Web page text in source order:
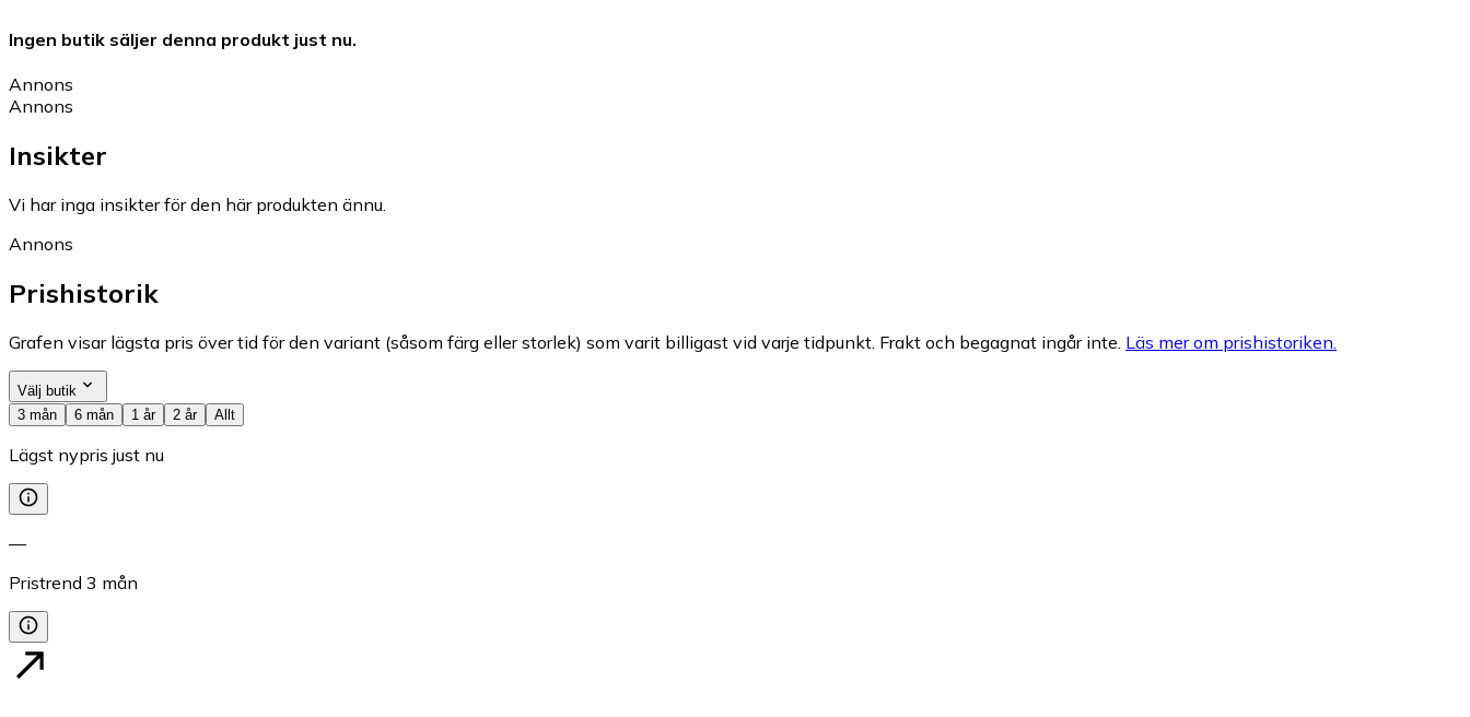
Ingen butik säljer denna produkt just nu.
Annons
Annons
Insikter
Vi har inga insikter för den här produkten ännu.
Annons
Prishistorik
Grafen visar lägsta pris över tid för den variant (såsom färg eller storlek) som varit billigast vid varje tidpunkt. Frakt och begagnat ingår inte. Läs mer om prishistoriken.
Välj butik
3 mån
6 mån 1 år 2 år Allt
Lägst nypris just nu
—
Pristrend 3 mån